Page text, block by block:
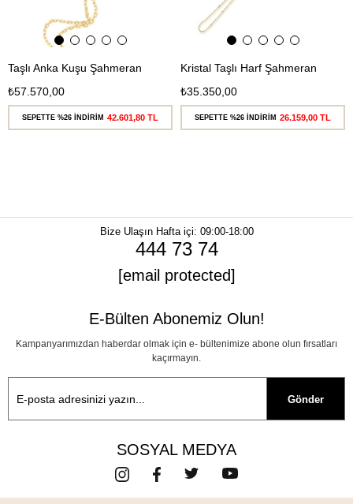
Taşlı Anka Kuşu Şahmeran
₺57.570,00
SEPETTE %26 İNDİRİM 42.601,80 TL
Kristal Taşlı Harf Şahmeran
₺35.350,00
SEPETTE %26 İNDİRİM 26.159,00 TL
Bize Ulaşın
444 73 74
[email protected]
Hafta içi: 09:00-18:00
E-Bülten Abonemiz Olun!
Kampanyarımızdan haberdar olmak için e- bültenimize abone olun fırsatları
kaçırmayın.
Gönder
SOSYAL MEDYA